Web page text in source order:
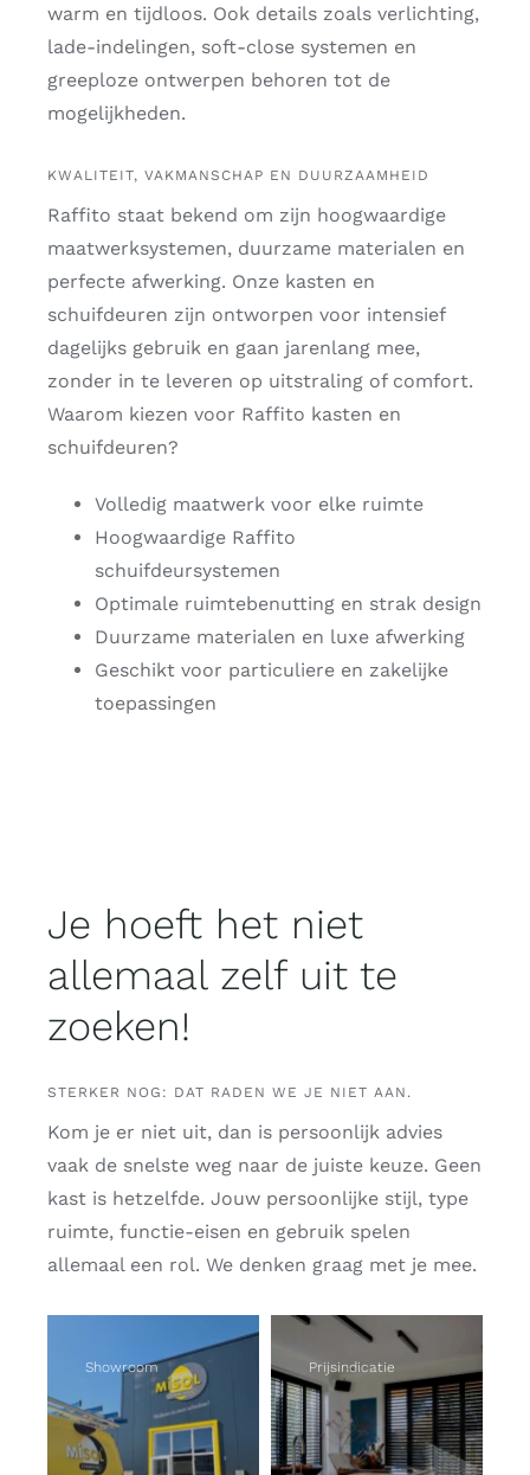
warm en tijdloos. Ook details zoals verlichting,
lade-indelingen, soft-close systemen en
greeploze ontwerpen behoren tot de
mogelijkheden.
KWALITEIT, VAKMANSCHAP EN DUURZAAMHEID
Raffito staat bekend om zijn hoogwaardige
maatwerksystemen, duurzame materialen en
perfecte afwerking. Onze kasten en
schuifdeuren zijn ontworpen voor intensief
dagelijks gebruik en gaan jarenlang mee,
zonder in te leveren op uitstraling of comfort.
Waarom kiezen voor Raffito kasten en
schuifdeuren?
Volledig maatwerk voor elke ruimte
Hoogwaardige Raffito
schuifdeursystemen
Optimale ruimtebenutting en strak design
Duurzame materialen en luxe afwerking
Geschikt voor particuliere en zakelijke
toepassingen
Je hoeft het niet
allemaal zelf uit te
zoeken!
STERKER NOG: DAT RADEN WE JE NIET AAN.
Kom je er niet uit, dan is persoonlijk advies
vaak de snelste weg naar de juiste keuze. Geen
kast is hetzelfde. Jouw persoonlijke stijl, type
ruimte, functie-eisen en gebruik spelen
allemaal een rol. We denken graag met je mee.
Showroom Prijsindicatie